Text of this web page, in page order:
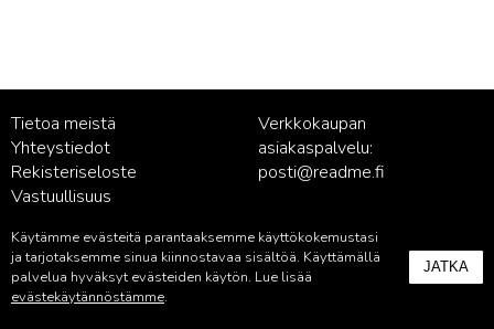
Tietoa meistä
Yhteystiedot
Rekisteriseloste
Vastuullisuus
Verkkokaupan
asiakaspalvelu:
posti@readme.fi
Kustantamon asiakaspalvelu:
palvelu@readme.fi
Käytämme evästeitä parantaaksemme käyttökokemustasi
ja tarjotaksemme sinua kiinnostavaa sisältöä. Käyttämällä
palvelua hyväksyt evästeiden käytön. Lue lisää
evästekäytännöstämme.
JATKA